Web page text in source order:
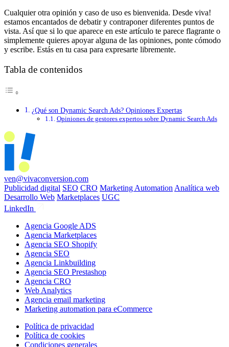
Cualquier otra opinión y caso de uso es bienvenida. Desde viva!
estamos encantados de debatir y contraponer diferentes puntos de
vista. Así que si lo que aparece en este artículo te parece flagrante o
simplemente quieres apoyar alguna de las opiniones, ponte cómodo
y escribe. Estás en tu casa para expresarte libremente.
Tabla de contenidos
¿Qué son Dynamic Search Ads? Opiniones Expertas
Opiniones de gestores expertos sobre Dynamic Search Ads
ven@vivaconversion.com
Publicidad digital SEO CRO Marketing Automation Analítica web
Desarrollo Web Marketplaces UGC
LinkedIn
Agencia Google ADS
Agencia Marketplaces
Agencia SEO Shopify
Agencia SEO
Agencia Linkbuilding
Agencia SEO Prestashop
Agencia CRO
Web Analytics
Agencia email marketing
Marketing automation para eCommerce
Política de privacidad
Política de cookies
Condiciones generales